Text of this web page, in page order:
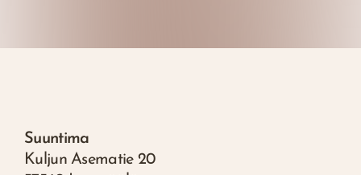
Suuntima
Kuljun Asematie 20